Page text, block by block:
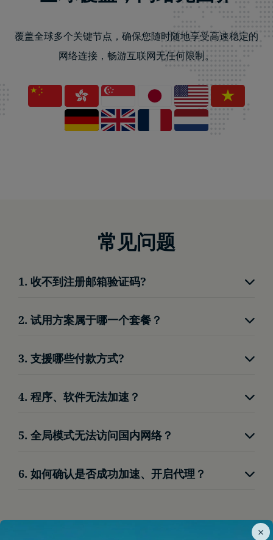
×
覆盖全球多个关键节点，确保您随时随地享受高速稳定的
网络连接，畅游互联网无任何限制。
常见问题
1. 收不到注册邮箱验证码?
重新发送并等待片刻
2. 试用方案属于哪一个套餐？
3. 支援哪些付款方式?
验。
4. 程序、软件无法加速？
开启程序。
5. 全局模式无法访问国内网络？
内网络，避免使用者所在区域频繁切换。
6. 如何确认是否成功加速、开启代理？
功。